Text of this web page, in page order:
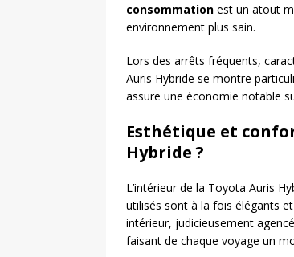
consommation est un atout
environnement plus sain.
Lors des arrêts fréquents,
Auris Hybride se montre
assure une économie notable
Esthétique et
Hybride ?
L’intérieur de la Toyota Auris
utilisés sont à la fois élégants
intérieur, judicieusement
faisant de chaque voyage un